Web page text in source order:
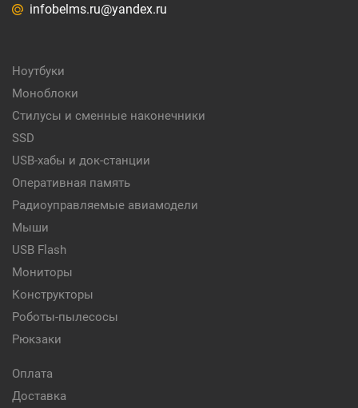
infobelms.ru@yandex.ru
Ноутбуки
Моноблоки
Стилусы и сменные наконечники
SSD
USB-хабы и док-станции
Оперативная память
Радиоуправляемые авиамодели
Мыши
USB Flash
Мониторы
Конструкторы
Роботы-пылесосы
Рюкзаки
Оплата
Доставка